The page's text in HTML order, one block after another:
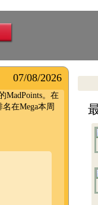
07/08/2026
MadPoints。在
在Mega本周